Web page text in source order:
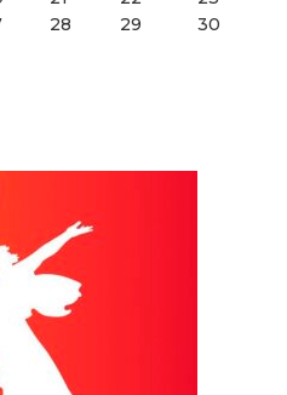
28 29
30